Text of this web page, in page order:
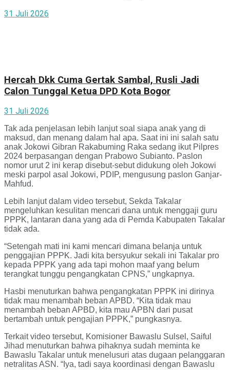
31 Juli 2026
Hercah Dkk Cuma Gertak Sambal, Rusli Jadi
Calon Tunggal Ketua DPD Kota Bogor
31 Juli 2026
Tak ada penjelasan lebih lanjut soal siapa anak yang di
maksud, dan menang dalam hal apa. Saat ini ini salah satu
anak Jokowi Gibran Rakabuming Raka sedang ikut Pilpres
2024 berpasangan dengan Prabowo Subianto. Paslon
nomor urut 2 ini kerap disebut-sebut didukung oleh Jokowi
meski parpol asal Jokowi, PDIP, mengusung paslon Ganjar-
Mahfud.
Lebih lanjut dalam video tersebut, Sekda Takalar
mengeluhkan kesulitan mencari dana untuk menggaji guru
PPPK, lantaran dana yang ada di Pemda Kabupaten Takalar
tidak ada.
“Setengah mati ini kami mencari dimana belanja untuk
penggajian PPPK. Jadi kita bersyukur sekali ini Takalar pro
kepada PPPK yang ada tapi mohon maaf yang belum
terangkat tunggu pengangkatan CPNS,” ungkapnya.
Hasbi menuturkan bahwa pengangkatan PPPK ini dirinya
tidak mau menambah beban APBD. “Kita tidak mau
menambah beban APBD, kita mau APBN dari pusat
bertambah untuk pengajian PPPK,” pungkasnya.
Terkait video tersebut, Komisioner Bawaslu Sulsel, Saiful
Jihad menuturkan bahwa pihaknya sudah meminta ke
Bawaslu Takalar untuk menelusuri atas dugaan pelanggaran
netralitas ASN. “Iya, tadi saya koordinasi dengan Bawaslu